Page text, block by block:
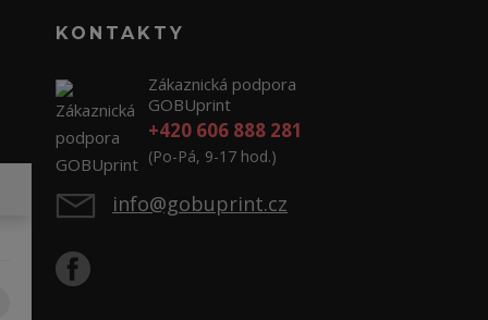
KONTAKTY
Zákaznická podpora
GOBUprint
+420 606 888 281
(Po-Pá, 9-17 hod.)
info@gobuprint.cz